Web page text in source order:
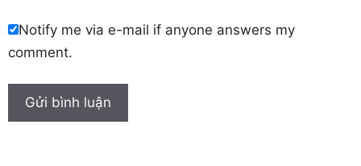
Notify me via e-mail if anyone answers my
comment.